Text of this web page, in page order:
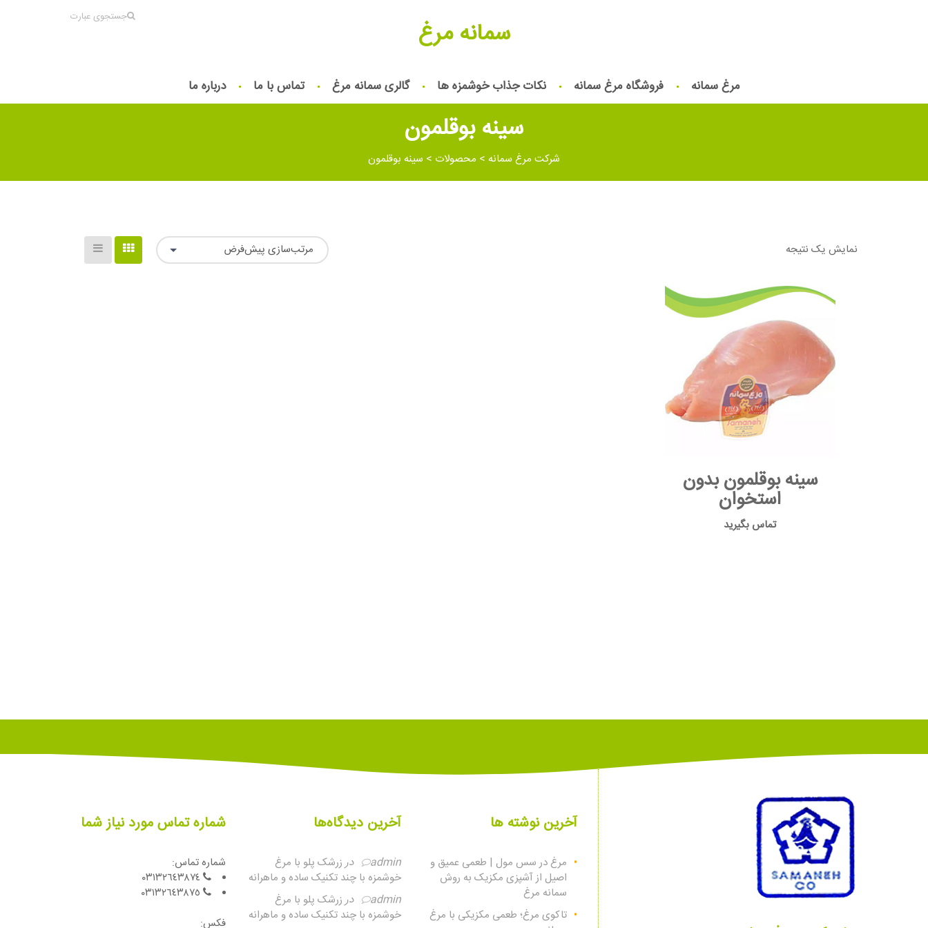
جستجوی عبارت سمانه مرغ
مرغ سمانه فروشگاه مرغ سمانه نکات جذاب خوشمزه ها گالری سمانه مرغ تماس با ما درباره ما
سینه بوقلمون
شرکت مرغ سمانه > محصولات > سینه بوقلمون
نمایش یک نتیجه مرتب‌سازی پیش‌فرض
سینه بوقلمون بدون
استخوان
تماس بگیرید
آخرین نوشته ها
مرغ در سس مول | طعمی عمیق و
اصیل از آشپزی مکزیک به روش
سمانه مرغ
تاکوی مرغ؛ طعمی مکزیکی با مرغ
آخرین دیدگاه‌ها
admin درزرشک پلو با مرغ
خوشمزه با چند تکنیک ساده و ماهرانه
admin
درزرشک پلو با مرغ
خوشمزه با چند تکنیک ساده و ماهرانه
شماره تماس مورد نیاز شما
شماره تماس:
فكس: